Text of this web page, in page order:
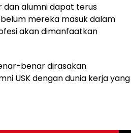
alumni dapat terus
mereka masuk dalam
akan dimanfaatkan
benar dirasakan
USK dengan dunia kerja yang